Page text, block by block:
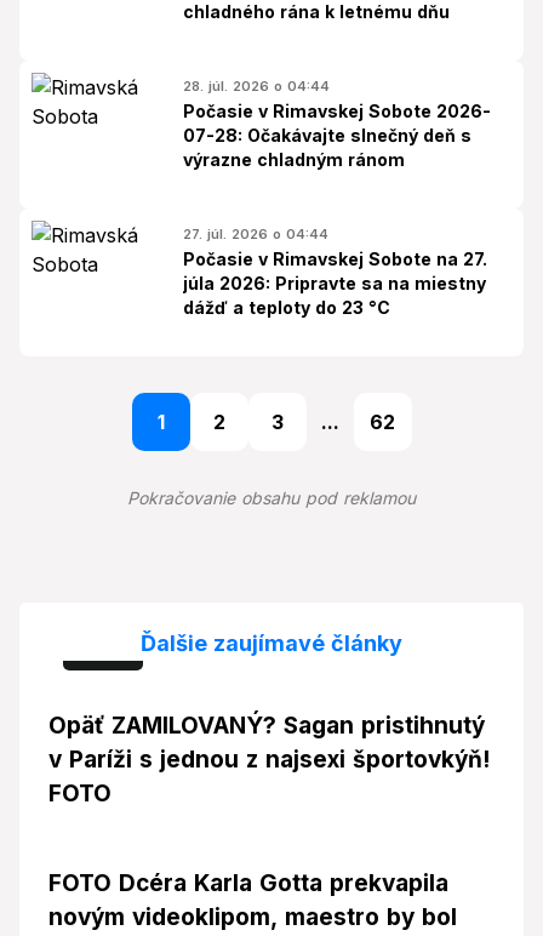
chladného rána k letnému dňu
28. júl. 2026 o 04:44
Počasie v Rimavskej Sobote 2026-
07-28: Očakávajte slnečný deň s
výrazne chladným ránom
27. júl. 2026 o 04:44
Počasie v Rimavskej Sobote na 27.
júla 2026: Pripravte sa na miestny
dážď a teploty do 23 °C
1 2 3 ... 62
Pokračovanie obsahu pod reklamou
Ďalšie zaujímavé články
Opäť ZAMILOVANÝ? Sagan pristihnutý
v Paríži s jednou z najsexi športovkýň!
FOTO
FOTO Dcéra Karla Gotta prekvapila
novým videoklipom, maestro by bol